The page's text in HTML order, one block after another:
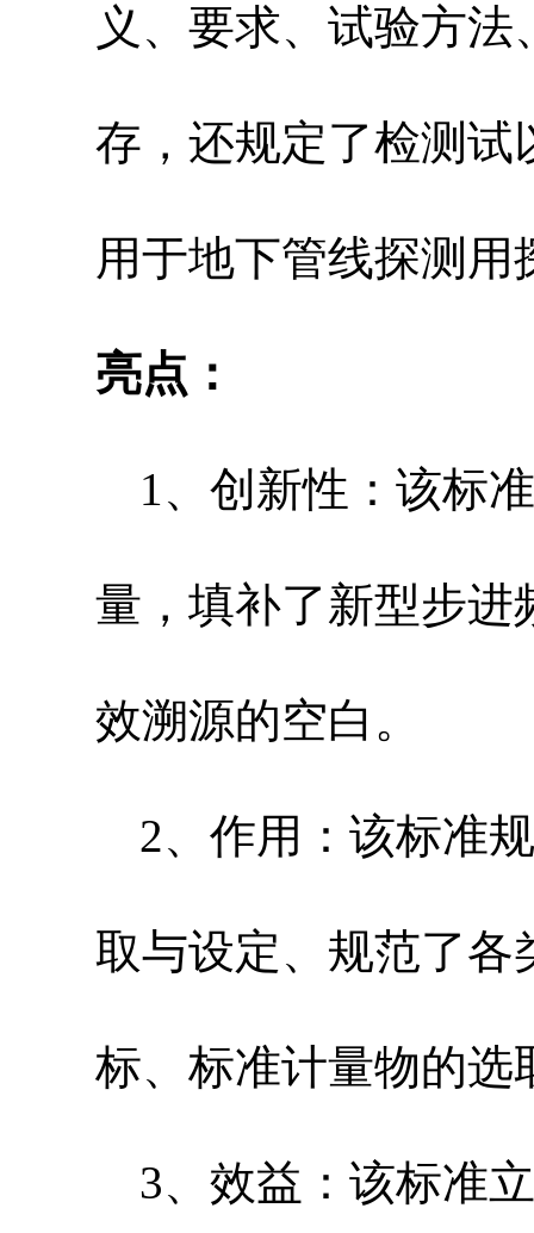
义、要求、试验方
存，还规定了检测试
用于地下管线探测
亮点：
1、创新性：该标
量，填补了新型步进
效溯源的空白。
2、作用：该标准
取与设定、规范了各
标、标准计量物的选
3、效益：该标准